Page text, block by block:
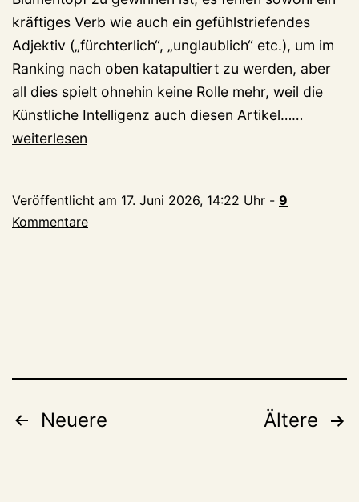
kräftiges Verb wie auch ein gefühlstriefendes
Adjektiv („fürchterlich“, „unglaublich“ etc.), um im
Ranking nach oben katapultiert zu werden, aber
all dies spielt ohnehin keine Rolle mehr, weil die
Künstliche Intelligenz auch diesen Artikel……
weiterlesen
Veröffentlicht am 17. Juni 2026, 14:22 Uhr - 9
Kommentare
Seitennummerierung
Neuere Ältere